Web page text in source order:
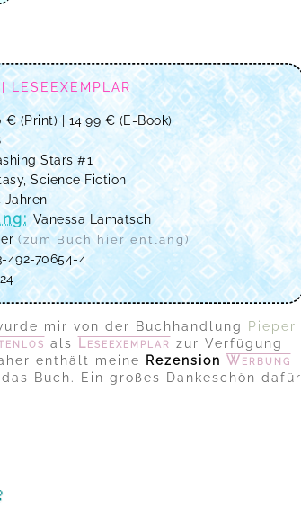
LESEEXEMPLAR
€ (Print) | 14,99 € (E-Book)
Stars #1
Science Fiction
Jahren
Vanessa Lamatsch
(zum Buch hier entlang)
492-70654-4
mir von der Buchhandlung
Pieper
als Leseexemplar zur Verfügung
enthält meine
Rezension Werbung
Buch. Ein großes Dankeschön dafür